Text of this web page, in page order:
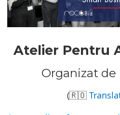
Atelier Pentru
Organizat de
(🇷🇴